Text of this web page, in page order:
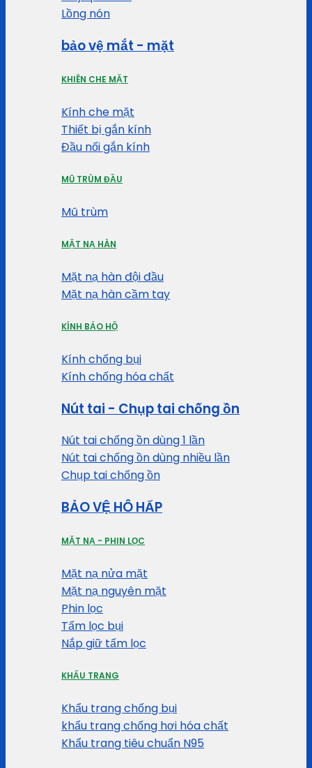
Lồng nón
bảo vệ mắt - mặt
KHIÊN CHE MẶT
Kính che mặt
Thiết bị gắn kính
Đầu nối gắn kính
MŨ TRÙM ĐẦU
Mũ trùm
MẶT NẠ HÀN
Mặt nạ hàn đội đầu
Mặt nạ hàn cầm tay
KÍNH BẢO HỘ
Kính chống bụi
Kính chống hóa chất
Nút tai - Chụp tai chống ồn
Nút tai chống ồn dùng 1 lần
Nút tai chống ồn dùng nhiều lần
Chụp tai chống ồn
BẢO VỆ HÔ HẤP
MẶT NẠ - PHIN LỌC
Mặt nạ nửa mặt
Mặt nạ nguyên mặt
Phin lọc
Tấm lọc bụi
Nắp giữ tấm lọc
KHẨU TRANG
Khẩu trang chống bụi
khẩu trang chống hơi hóa chất
Khẩu trang tiêu chuẩn N95